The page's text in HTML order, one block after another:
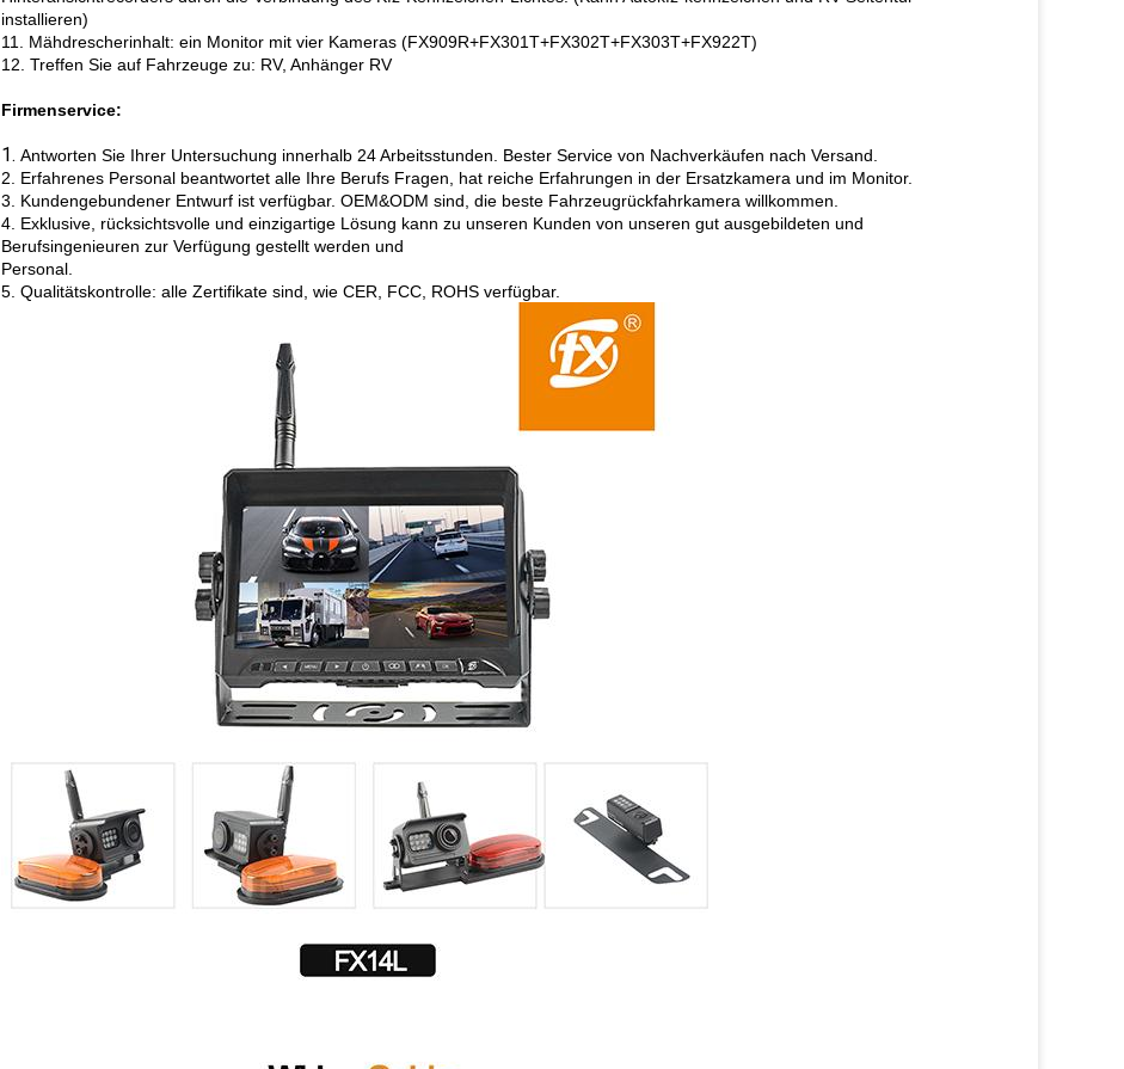
installieren)
11. Mähdrescherinhalt: ein Monitor mit vier Kameras (FX909R+FX301T+FX302T+FX303T+FX922T)
12. Treffen Sie auf Fahrzeuge zu: RV, Anhänger RV
Firmenservice:
1. Antworten Sie Ihrer Untersuchung innerhalb 24 Arbeitsstunden. Bester Service von Nachverkäufen nach Versand.
2. Erfahrenes Personal beantwortet alle Ihre Berufs Fragen, hat reiche Erfahrungen in der Ersatzkamera und im Monitor.
3. Kundengebundener Entwurf ist verfügbar. OEM&ODM sind, die beste Fahrzeugrückfahrkamera willkommen.
4. Exklusive, rücksichtsvolle und einzigartige Lösung kann zu unseren Kunden von unseren gut ausgebildeten und
Berufsingenieuren zur Verfügung gestellt werden und
Personal.
5. Qualitätskontrolle: alle Zertifikate sind, wie CER, FCC, ROHS verfügbar.